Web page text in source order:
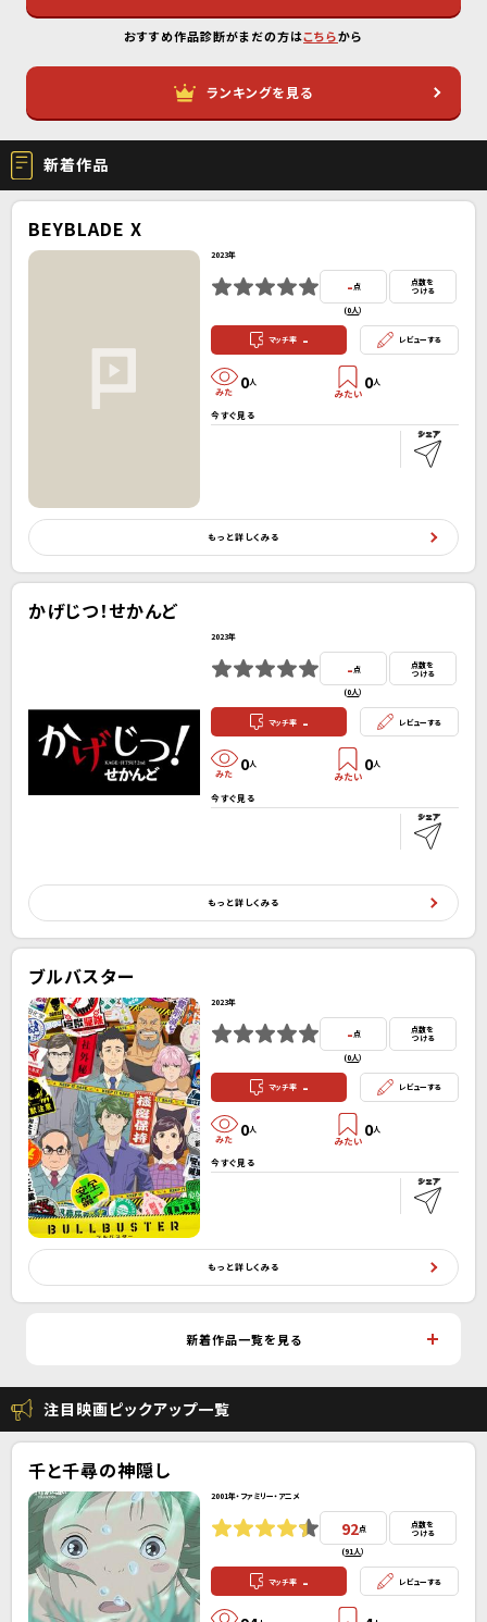
おすすめ作品診断がまだの方はこちらから
ランキングを見る
新着作品
BEYBLADE X
2023年
-点
(0人）
点数を
つける
マッチ率 - レビューする
0人 0人
今すぐ見る
もっと詳しくみる
かげじつ！せかんど
2023年
- 点
(0人）
点数を
つける
マッチ率 - レビューする
0人 0人
今すぐ見る
もっと詳しくみる
ブルバスター
2023年
-点
(0人）
点数を
つける
マッチ率 - レビューする
0人 0人
今すぐ見る
もっと詳しくみる
新着作品一覧を見る
注目映画ピックアップ一覧
千と千尋の神隠し
2001年・ファミリー・アニメ
92点
(91人）
点数を
つける
マッチ率 - レビューする